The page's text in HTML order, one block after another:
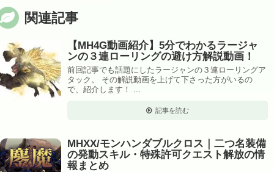
関連記事
【MH4G動画紹介】5分でわかるラージャ
ンの３連ローリングの避け方解説動画！
前回記事でも話題にしたラージャンの３連ローリングア
タック。 その解説動画を上げて下さった方がいるの
で、紹介します！ ...
記事を読む
MHXX/モンハンダブルクロス｜二つ名装備
の発動スキル・特殊許可クエスト解放の情
報まとめ